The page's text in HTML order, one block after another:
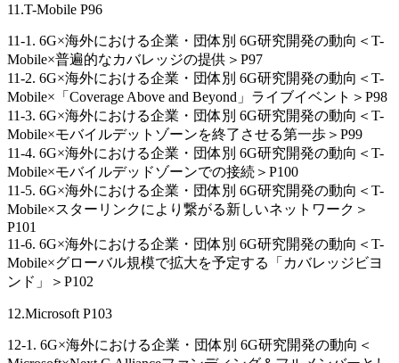
11.T-Mobile P96
11-1. 6G×海外における企業・団体別 6G研究開発の動向＜T-
Mobile×普遍的なカバレッジの提供＞P97
11-2. 6G×海外における企業・団体別 6G研究開発の動向＜T-
Mobile×「Coverage Above and Beyond」ライブイベント＞P98
11-3. 6G×海外における企業・団体別 6G研究開発の動向＜T-
Mobile×モバイルデットゾーンを終了させる第一歩＞P99
11-4. 6G×海外における企業・団体別 6G研究開発の動向＜T-
Mobile×モバイルデッドゾーンでの接続＞P100
11-5. 6G×海外における企業・団体別 6G研究開発の動向＜T-
Mobile×スターリンクにより繋がる新しいネットワーク＞
P101
11-6. 6G×海外における企業・団体別 6G研究開発の動向＜T-
Mobile×グローバル規模で拡大を予定する「カバレッジビヨ
ンド」＞P102
12.Microsoft P103
12-1. 6G×海外における企業・団体別 6G研究開発の動向＜